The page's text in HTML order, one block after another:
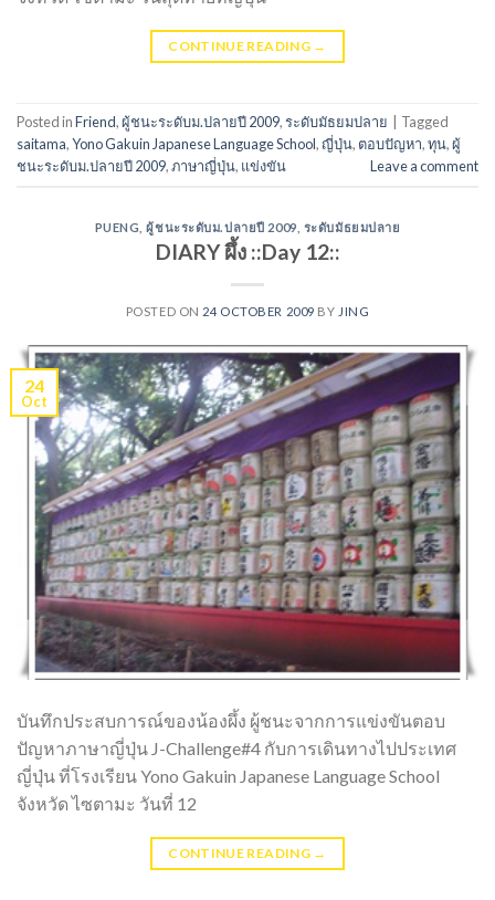
CONTINUE READING →
Posted inFriend,ผู้ชนะระดับม.ปลายปี 2009,ระดับมัธยมปลาย
Tagged
saitama,Yono Gakuin Japanese Language School,ญี่ปุ่น, ตอบปัญหา,ทุน,ผู้
ชนะระดับม.ปลายปี 2009,ภาษาญี่ปุ่น, แข่งขัน Leave a comment
PUENG ,ผู้ชนะระดับม.ปลายปี 2009 ระดับมัธยมปลาย
DIARY ผึ้ง ::Day 12::
POSTED ON 24 OCTOBER 2009 BY JING
24
Oct
บันทึกประสบการณ์ของน้องผึ้ง ผู้ชนะจากการแข่งขันตอบ
ปัญหาภาษาญี่ปุ่น J-Challenge#4 กับการเดินทางไปประเทศ
ญี่ปุ่น ที่โรงเรียน Yono Gakuin Japanese Language School
จังหวัด ไซตามะ วันที่ 12
CONTINUE READING →